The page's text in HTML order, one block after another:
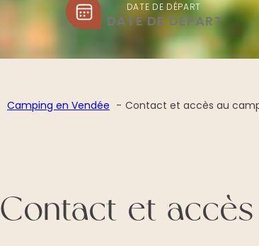
DATE DE DÉPART
Camping en Vendée Contact et accès au
Contact et